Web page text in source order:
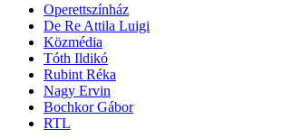
Operettszínház
De Re Attila Luigi
Közmédia
Tóth Ildikó
Rubint Réka
Nagy Ervin
Bochkor Gábor
RTL